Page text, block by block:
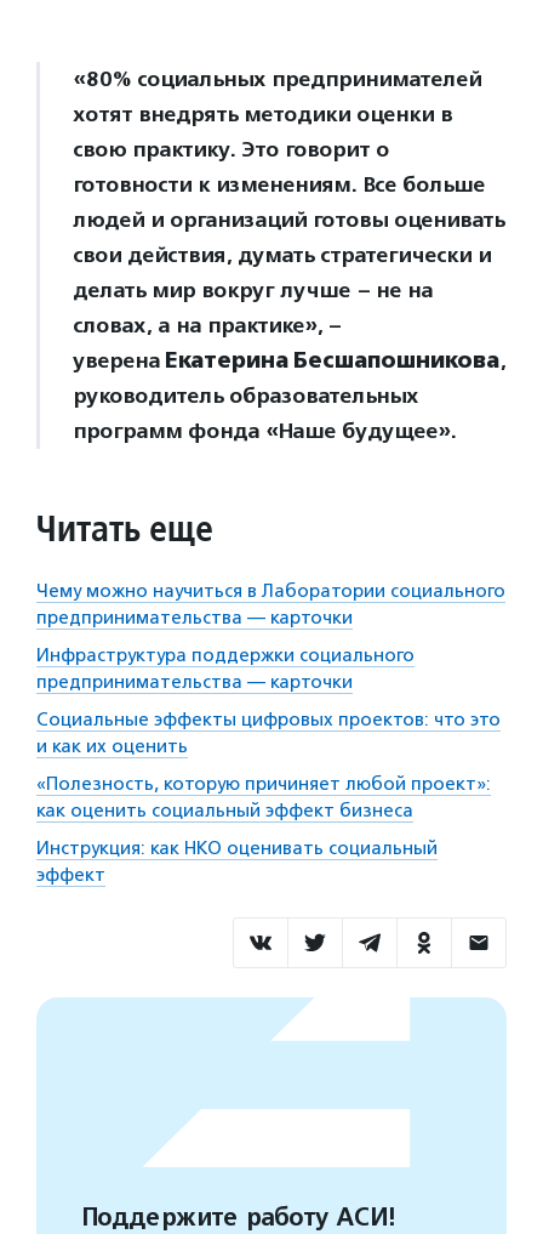
«80% социальных предпринимателей
хотят внедрять методики оценки в
свою практику. Это говорит о
готовности к изменениям. Все больше
людей и организаций готовы оценивать
свои действия, думать стратегически и
делать мир вокруг лучше – не на
словах, а на практике», –
уверена Екатерина Бесшапошникова,
руководитель образовательных
программ фонда «Наше будущее».
Читать еще
Чему можно научиться в Лаборатории социального
предпринимательства — карточки
Инфраструктура поддержки социального
предпринимательства — карточки
Социальные эффекты цифровых проектов: что это
и как их оценить
«Полезность, которую причиняет любой проект»:
как оценить социальный эффект бизнеса
Инструкция: как НКО оценивать социальный
эффект
Поддержите работу АСИ!